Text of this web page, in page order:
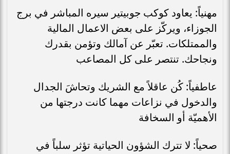
مهنياً: يعاود كوكب جوبيتير سيره المباشر في برج
الجوزاء، ويركّز على بعض الاعمال المالية
والممتلكات. تعبّر عن آمالك وتؤمن بقدرك
ونجاحك. تنتصر على كل المصاعب
عاطفياً: كُن عاقلاً مع الشريك وتحاشَ الجدال
والدخول في نزاعات مهما كانت درجتها من
الأهميّة أو السخافة
صحياً: لا تترك الشؤون الحياتية تؤثر سلباً في